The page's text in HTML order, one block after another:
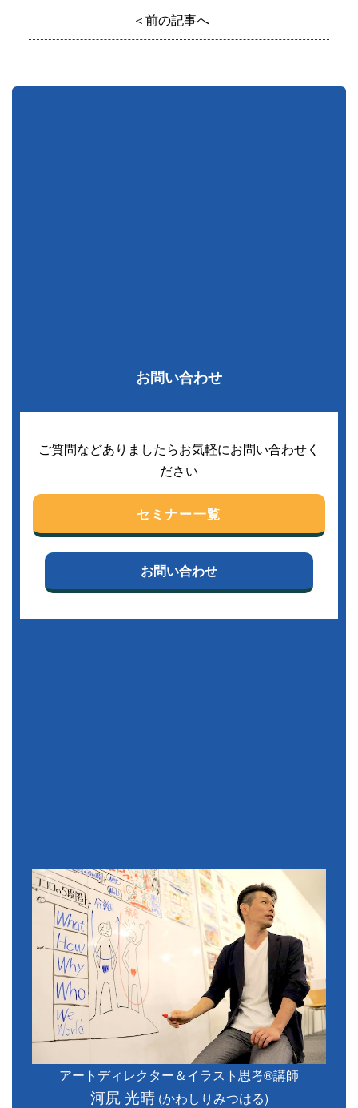
＜前の記事へ
お問い合わせ
ご質問などありましたらお気軽にお問い合わせく
ださい
セミナー一覧
お問い合わせ
アートディレクター＆イラスト思考®講師
河尻 光晴(かわしりみつはる)